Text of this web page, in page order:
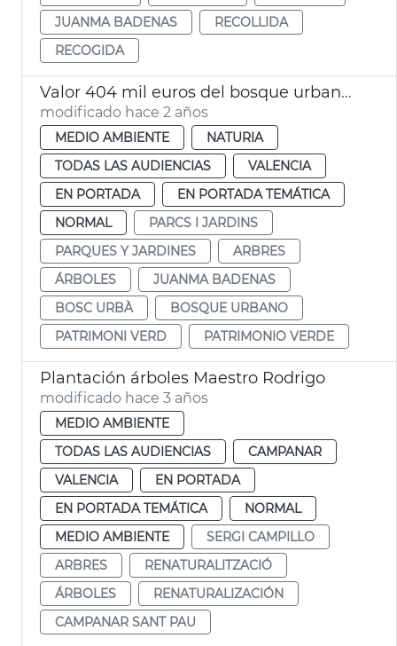
JUANMA BADENAS
RECOLLIDA
RECOGIDA
Valor 404 mil euros del bosque urbano de València
modificado hace 2 años
MEDIO AMBIENTE
NATURIA
TODAS LAS AUDIENCIAS
VALENCIA
EN PORTADA
EN PORTADA TEMÁTICA
NORMAL
PARCS I JARDINS
PARQUES Y JARDINES
ARBRES
ÁRBOLES
JUANMA BADENAS
BOSC URBÀ
BOSQUE URBANO
PATRIMONI VERD
PATRIMONIO VERDE
Plantación árboles Maestro Rodrigo
modificado hace 3 años
MEDIO AMBIENTE
TODAS LAS AUDIENCIAS
CAMPANAR
VALENCIA
EN PORTADA
EN PORTADA TEMÁTICA
NORMAL
MEDIO AMBIENTE
SERGI CAMPILLO
ARBRES
RENATURALITZACIÓ
ÁRBOLES
RENATURALIZACIÓN
CAMPANAR SANT PAU